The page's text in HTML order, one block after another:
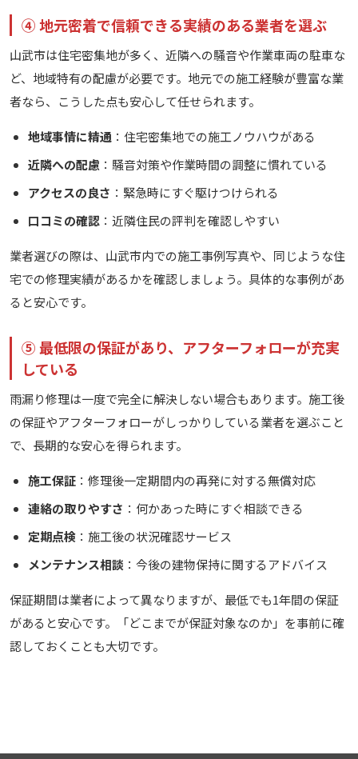
④ 地元密着で信頼できる実績のある業者を選ぶ
山武市は住宅密集地が多く、近隣への騒音や作業車両の駐車な
ど、地域特有の配慮が必要です。地元での施工経験が豊富な業
者なら、こうした点も安心して任せられます。
地域事情に精通 ：住宅密集地での施工ノウハウがある
近隣への配慮 ：騒音対策や作業時間の調整に慣れている
アクセスの良さ ：緊急時にすぐ駆けつけられる
口コミの確認：近隣住民の評判を確認しやすい
業者選びの際は、山武市内での施工事例写真や、同じような住
宅での修理実績があるかを確認しましょう。具体的な事例があ
ると安心です。
⑤ 最低限の保証があり、アフターフォローが充実
している
雨漏り修理は一度で完全に解決しない場合もあります。施工後
の保証やアフターフォローがしっかりしている業者を選ぶこと
で、長期的な安心を得られます。
施工保証：修理後一定期間内の再発に対する無償対応
連絡の取りやすさ ：何かあった時にすぐ相談できる
定期点検：施工後の状況確認サービス
メンテナンス相談 ：今後の建物保持に関するアドバイス
保証期間は業者によって異なりますが、最低でも1年間の保証
があると安心です。「どこまでが保証対象なのか」を事前に確
認しておくことも大切です。